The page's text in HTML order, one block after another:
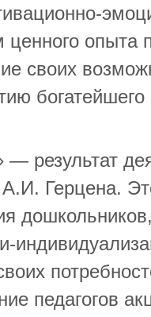
опыта
своих
богатейшего
результат
Герцена.
педагогов